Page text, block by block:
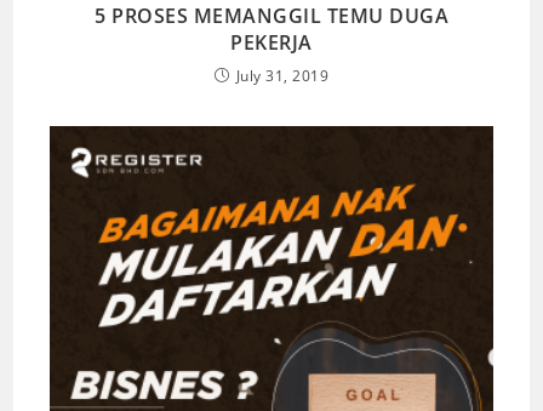
5 PROSES MEMANGGIL TEMU DUGA
PEKERJA
July 31, 2019